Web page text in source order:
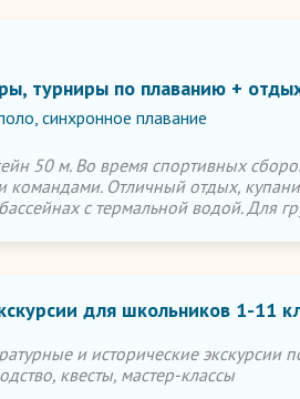
турниры по плаванию +
синхронное плавание
50 м. Во время спортивных
командами. Отличный отдых,
с термальной водой. Для
для школьников 1-11
и исторические экскурсии
квесты, мастер-классы